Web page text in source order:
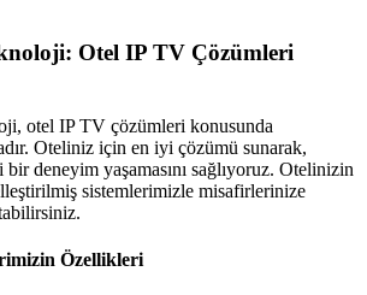
Otel IP TV Çözümleri
otel IP TV çözümleri konusunda
Oteliniz için en iyi çözümü sunarak,
deneyim yaşamasını sağlıyoruz. Otelinizin
sistemlerimizle misafirlerinize
Özellikleri